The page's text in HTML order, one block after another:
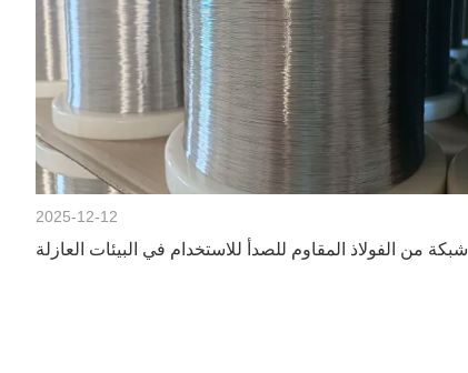
2025-12-12
شبكة من الفولاذ المقاوم للصدأ للاستخدام في البيئات العازلة